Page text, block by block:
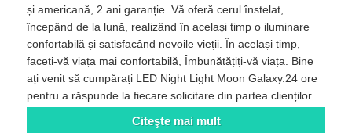
și americană, 2 ani garanție. Vă oferă cerul înstelat,
începând de la lună, realizând în același timp o iluminare
confortabilă și satisfacând nevoile vieții. În același timp,
faceți-vă viața mai confortabilă, Îmbunătățiți-vă viața. Bine
ați venit să cumpărați LED Night Light Moon Galaxy.24 ore
pentru a răspunde la fiecare solicitare din partea clienților.
Citeşte mai mult